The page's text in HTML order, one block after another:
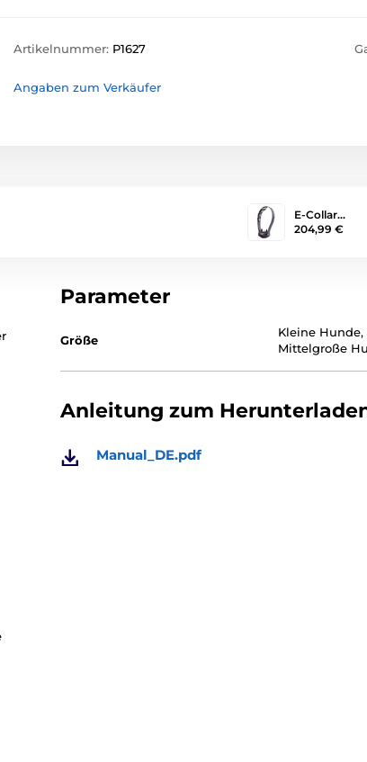
Artikelnummer: P1627
Angaben zum Verkäufer
E-Collar…
204,99 €
Parameter
Größe
Kleine Hunde,
Mittelgroße
Anleitung zum
Manual_DE.pdf